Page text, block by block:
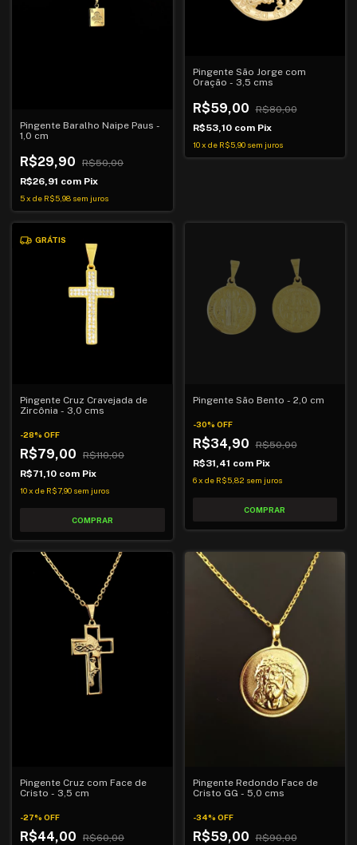
Pingente Baralho Naipe Paus -
1,0 cm
R$29,90
R$50,00
R$26,91 com Pix
5x de R$5,98 sem juros
Pingente São Jorge com
Oração - 3,5 cms
R$59,00
R$80,00
R$53,10 com Pix
10 x de R$5,90 sem juros
GRÁTIS
Pingente Cruz Cravejada de
Zircônia - 3,0 cms
-28% OFF
R$79,00
R$110,00
R$71,10 com Pix
10x de R$7,90 sem juros
Pingente São Bento - 2,0 cm
-30% OFF
R$34,90
R$50,00
R$31,41 com Pix
6 x de R$5,82 sem juros
Pingente Cruz com Face de
Cristo - 3,5 cm
-27% OFF
R$44,00
R$60,00
Pingente Redondo Face de
Cristo GG - 5,0 cms
-34% OFF
R$59,00
R$90,00